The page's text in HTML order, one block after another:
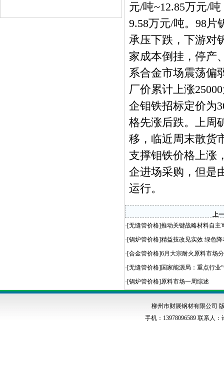
元/吨~12.85万元/
9.58万元/吨。98片
承压下跌，下游对
家成本倒挂，停产
系合金市场震荡偏
厂价累计上涨
企钼铁招标定价为
格先涨后跌。上周
移，临近周末散货
支撑钼铁价格上涨
企进场采购，但是
运行。
上
·[无缝管价格]推动关键战略材料自主
·[锅炉管价格]精益技改见实效 绿色
·[合金管价格]6月大宗耐火原料市场
·[无缝管价格] 国家能源局：重点行业
·[锅炉管价格]原料市场一周综述
柳州市财展钢材有限公司
手机：13978096589 联系人